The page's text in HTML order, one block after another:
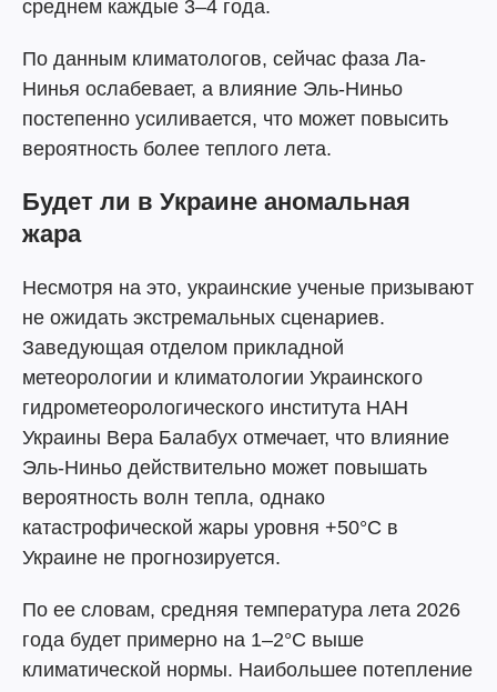
среднем каждые 3–4 года.
По данным климатологов, сейчас фаза Ла-
Нинья ослабевает, а влияние Эль-Ниньо
постепенно усиливается, что может повысить
вероятность более теплого лета.
Будет ли в Украине аномальная
жара
Несмотря на это, украинские ученые призывают
не ожидать экстремальных сценариев.
Заведующая отделом прикладной
метеорологии и климатологии Украинского
гидрометеорологического института НАН
Украины Вера Балабух отмечает, что влияние
Эль-Ниньо действительно может повышать
вероятность волн тепла, однако
катастрофической жары уровня +50°C в
Украине не прогнозируется.
По ее словам, средняя температура лета 2026
года будет примерно на 1–2°C выше
климатической нормы. Наибольшее потепление